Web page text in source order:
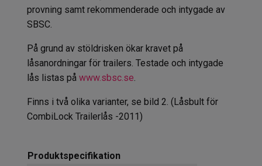
provning samt rekommenderade och intygade av
SBSC.
På grund av stöldrisken ökar kravet på
låsanordningar för trailers. Testade och intygade
lås listas på www.sbsc.se
Finns i två olika varianter, se bild 2. (Låsbult för
CombiLock Trailerlås -2011)
Produktspecifikation